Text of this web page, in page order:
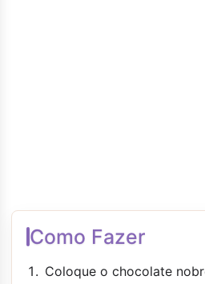
Como Fazer
Coloque o chocolate